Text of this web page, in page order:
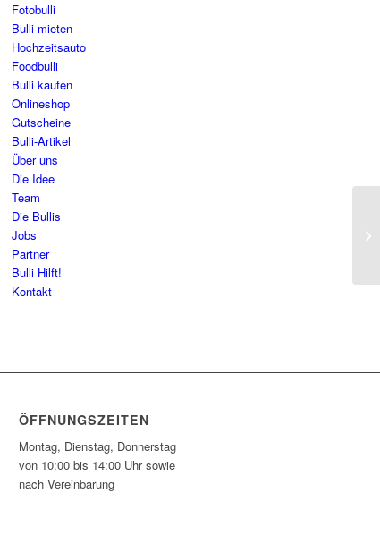
Fotobulli
Bulli mieten
Hochzeitsauto
Foodbulli
Bulli kaufen
Onlineshop
Gutscheine
Bulli-Artikel
Über uns
Die Idee
Team
Die Bullis
Jobs
Partner
Bulli Hilft!
Kontakt
ÖFFNUNGSZEITEN
Montag, Dienstag, Donnerstag
von 10:00 bis 14:00 Uhr sowie
nach Vereinbarung